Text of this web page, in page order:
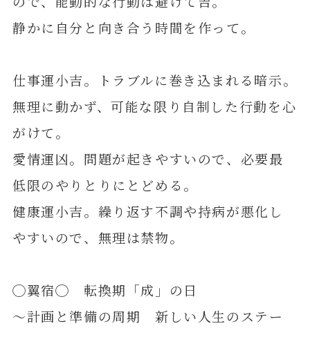
静かに自分と向き合う時間を作って。
仕事運小吉。トラブルに巻き込まれる暗示。
無理に動かず、可能な限り自制した行動を心
がけて。
愛情運凶。問題が起きやすいので、必要最
低限のやりとりにとどめる。
健康運小吉。繰り返す不調や持病が悪化し
やすいので、無理は禁物。
◯翼宿◯ 転換期「成」の日
～計画と準備の周期 新しい人生のステー